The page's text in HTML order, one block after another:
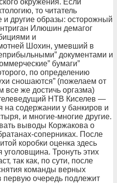
окружения. Если
то читатель
и другие образы: осторожный
Илюшин демагог
и
Шохин, умевший в
документами и
бумаги”
по определению
сношаются” (пожелаем от
все же достичь оргазма)
НТВ Киселев —
на содержании у банкиров и
и многие-многие другие.
выводы Коржакова о
соперниках. После
коробки оценка здесь
Тронуть этих
так как, по сути, после
команды верных
очередь подлежит